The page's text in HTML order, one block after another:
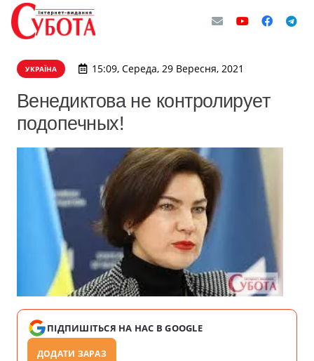
УКРАЇНА 15:09, Середа, 29 Вересня, 2021
Венедиктова не контролирует
подопечных!
ПІДПИШІТЬСЯ НА НАС В GOOGLE
ДОДАТИ ЗАРАЗ